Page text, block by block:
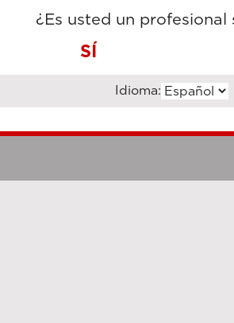
Luzi Enterprise Management
¿Es usted un profesional
SÍ
Idioma: